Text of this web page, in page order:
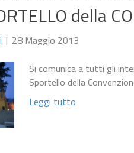
della
| 28 Maggio 2013
Si comunica a tutti gli
Sportello della
Leggi tutto